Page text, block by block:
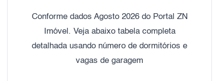
Conforme dados Agosto 2026 do Portal ZN
Imóvel. Veja abaixo tabela completa
detalhada usando número de dormitórios e
vagas de garagem